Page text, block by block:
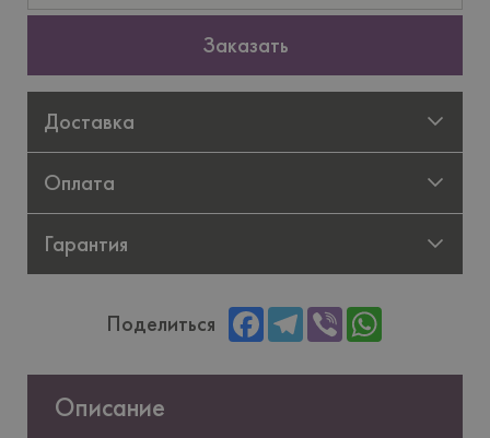
Заказать
Доставка
Оплата
Гарантия
Поделиться FacebookTelegram
Viber
Описание